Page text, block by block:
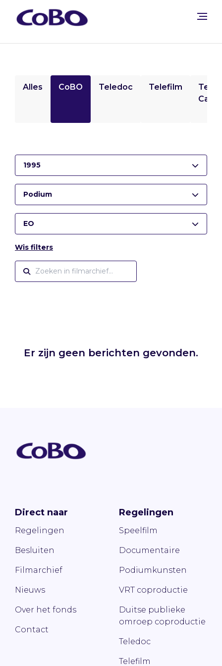
Alles CoBO Teledoc Telefilm
1995
Podium
EO
Wis filters
Er zijn geen berichten gevonden.
Direct naar
Regelingen
Besluiten
Filmarchief
Nieuws
Over het fonds
Contact
Regelingen
Speelfilm
Documentaire
Podiumkunsten
VRT coproductie
Duitse publieke
omroep coproductie
Teledoc
Telefilm